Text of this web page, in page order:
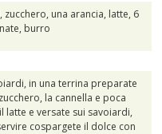
una arancia, latte, 6
burro
in una terrina preparate
la cannella e poca
latte e versate sui savoiardi,
cospargete il dolce con